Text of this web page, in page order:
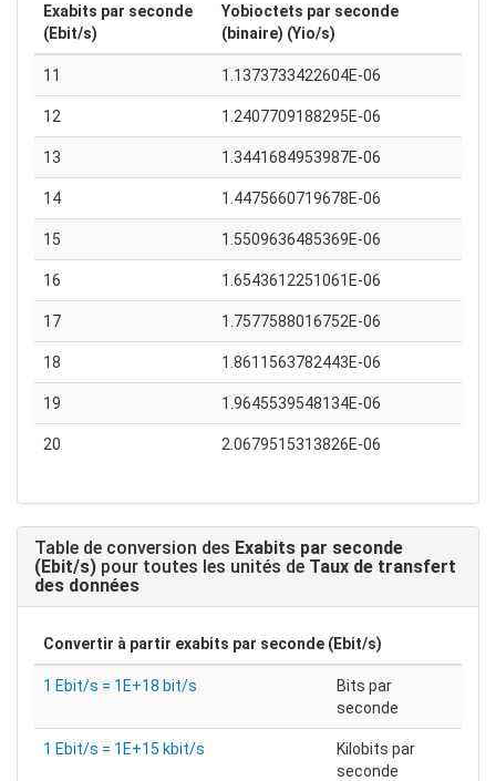
Exabits par seconde
(Ebit/s)
Yobioctets par seconde
(binaire) (Yio/s)
11 1.1373733422604E-06
12 1.2407709188295E-06
13 1.3441684953987E-06
14 1.4475660719678E-06
15 1.5509636485369E-06
16 1.6543612251061E-06
17 1.7577588016752E-06
18 1.8611563782443E-06
19 1.9645539548134E-06
20 2.0679515313826E-06
Table de conversion des Exabits par seconde
(Ebit/s) pour toutes les unités de Taux de transfert
des données
Convertir à partir exabits par seconde (Ebit/s)
1 Ebit/s = 1E+18 bit/s
Bits par
seconde
1 Ebit/s = 1E+15 kbit/s
Kilobits par
seconde